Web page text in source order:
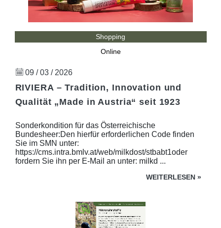
Shopping
Online
09 / 03 / 2026
RIVIERA – Tradition, Innovation und
Qualität „Made in Austria“ seit 1923
Sonderkondition für das Österreichische
Bundesheer:Den hierfür erforderlichen Code finden
Sie im SMN unter:
https://cms.intra.bmlv.at/web/milkdost/stbabt1oder
fordern Sie ihn per E-Mail an unter: milkd ...
WEITERLESEN »